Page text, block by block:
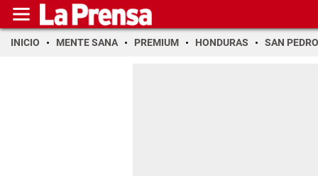
INICIO MENTE SANA PREMIUM HONDURAS SAN PEDRO